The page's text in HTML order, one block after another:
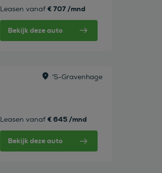
Leasen vanaf € 707 /mnd
Bekijk deze auto
's-Gravenhage
Leasen vanaf € 645 /mnd
Bekijk deze auto